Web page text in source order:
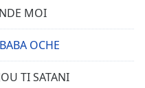
MOI
OCHE
TI SATANI